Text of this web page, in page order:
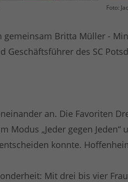
Foto:
Britta Müller -
des SC
an. Die Favoriten
Modus „Jeder gegen
konnte.
Mit drei bis vier